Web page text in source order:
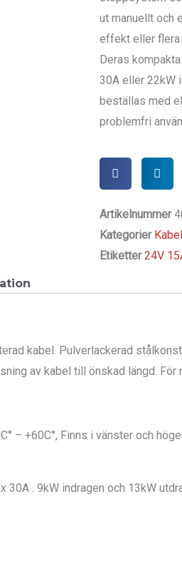
ut manuellt och
effekt eller flera
Deras
30A eller 22kW
beställas med
problemfri
Artikelnummer
Kategorier
Etiketter 24V
kabel. Pulverlackerad
av kabel till önskad längd. För
– +60C°, Finns i vänster och
. 9kW indragen och 13kW